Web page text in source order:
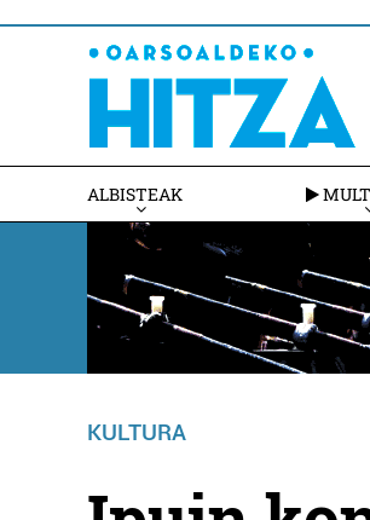
ALBISTEAK
KULTURA